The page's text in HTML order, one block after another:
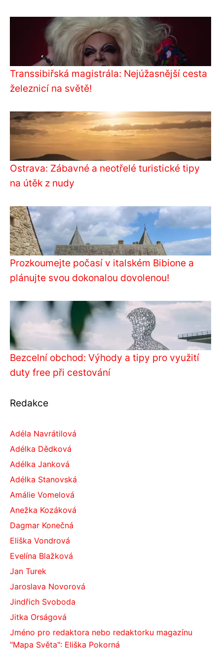
Transsibiřská magistrála: Nejúžasnější cesta
železnicí na světě!
Ostrava: Zábavné a neotřelé turistické tipy
na útěk z nudy
Prozkoumejte počasí v italském Bibione a
plánujte svou dokonalou dovolenou!
Bezcelní obchod: Výhody a tipy pro využití
duty free při cestování
Redakce
Adéla Navrátilová
Adélka Dědková
Adélka Janková
Adélka Stanovská
Amálie Vomelová
Anežka Kozáková
Dagmar Konečná
Eliška Vondrová
Evelína Blažková
Jan Turek
Jaroslava Novorová
Jindřich Svoboda
Jitka Orságová
Jméno pro redaktora nebo redaktorku magazínu
"Mapa Světa": Eliška Pokorná